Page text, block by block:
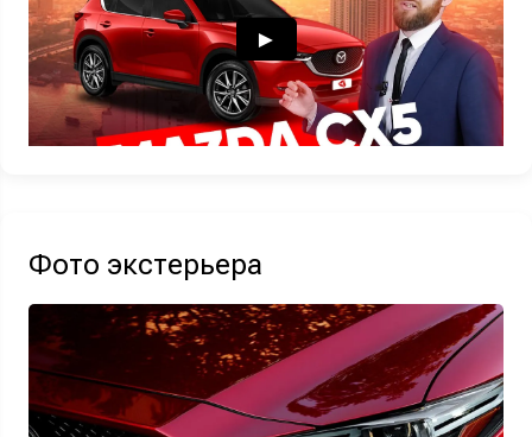
Фото экстерьера